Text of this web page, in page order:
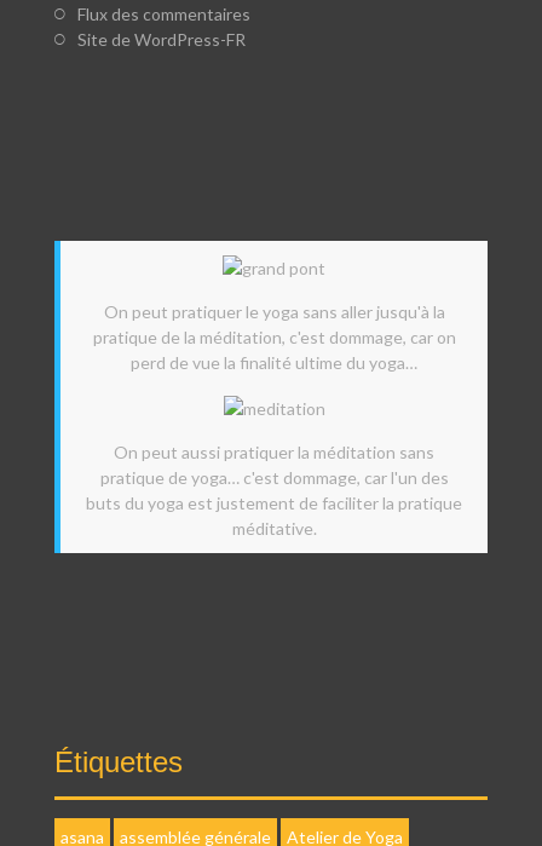
Flux des commentaires
Site de WordPress-FR
On peut pratiquer le yoga sans aller jusqu'à la
pratique de la méditation, c'est dommage, car on
perd de vue la finalité ultime du yoga…
On peut aussi pratiquer la méditation sans
pratique de yoga… c'est dommage, car l'un des
buts du yoga est justement de faciliter la pratique
méditative.
Étiquettes
asana assemblée générale Atelier de Yoga